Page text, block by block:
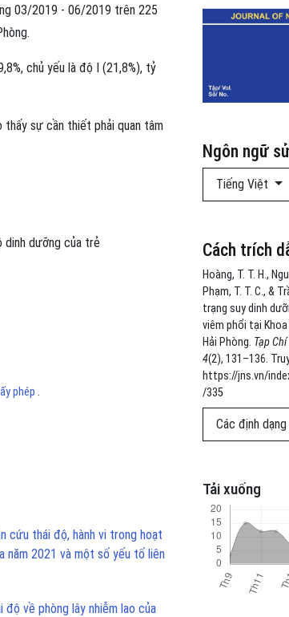
Ngôn ngữ
Tiếng Việt
Cách trích
Hoàng, T. T. H.,
Phạm, T. T. C., &
trạng suy dinh
viêm phổi tại Khoa
Hải Phòng. Tạp
4(2), 131–136.
https://jns.vn/
/335
Các định
Tải xuống
03/2019 - 06/2019 trên 225
chủ yếu là độ I (21,8%), tỷ
thấy sự cần thiết phải quan tâm
dinh dưỡng của trẻ
phép .
cứu thái độ, hành vi trong hoạt
năm 2021 và một số yếu tố liên
độ về phòng lây nhiễm lao của